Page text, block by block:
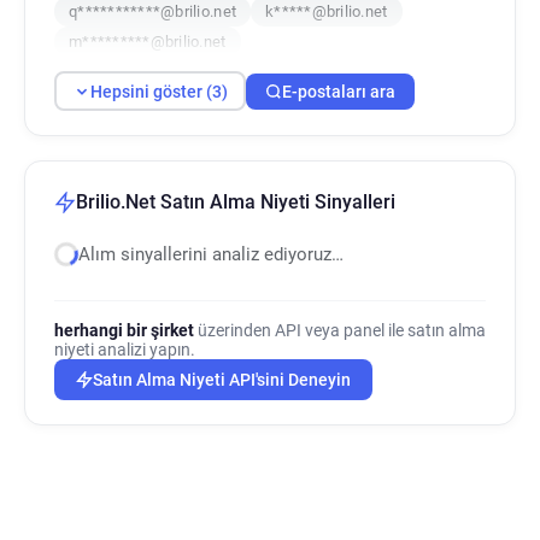
q***********@brilio.net
k*****@brilio.net
m*********@brilio.net
Hepsini göster (3) E-postaları ara
Brilio.Net Satın Alma Niyeti Sinyalleri
Alım sinyallerini analiz ediyoruz…
herhangi bir şirket üzerinden API veya panel ile satın alma
niyeti analizi yapın.
Satın Alma Niyeti API'sini Deneyin